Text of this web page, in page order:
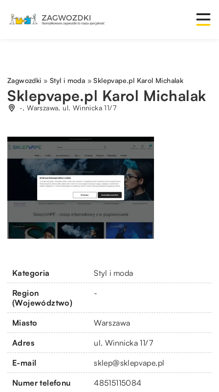
Zagwozdki » Styl i moda »Sklepvape.pl Karol Michalak
Sklepvape.pl Karol Michalak
-, Warszawa, ul. Winnicka 11/7
Kategoria Styl i moda
Region
(Województwo)
-
Miasto Warszawa
Adres ul. Winnicka 11/7
E-mail sklep@sklepvape.pl
Numer telefonu 48515115084